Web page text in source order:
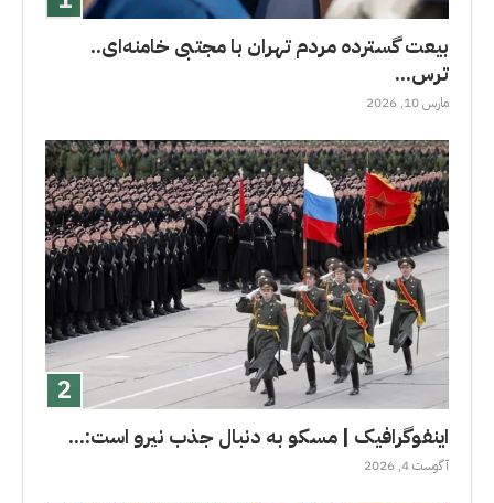
بیعت گسترده مردم تهران با مجتبی خامنه‌ای..
ترس...
مارس 10, 2026
اینفوگرافیک | مسکو به دنبال جذب نیرو است:...
آگوست 4, 2026